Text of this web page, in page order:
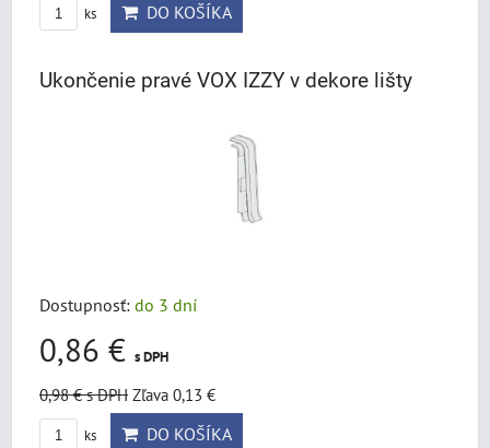
ks DO KOŠÍKA
Ukončenie pravé VOX IZZY v dekore lišty
Dostupnosť: do 3 dní
0,86 € s DPH
0,98 €s DPH Zľava 0,13 €
ks DO KOŠÍKA